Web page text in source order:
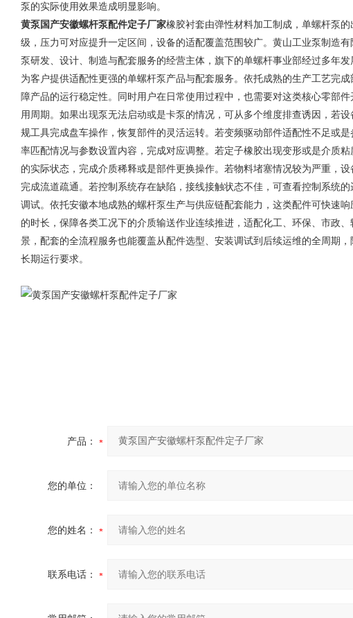
泵的实际使用效果造成明显影响。
黄泵国产安徽螺杆泵配件定子厂家橡胶衬套由弹性材料加工制成，单螺杆泵
级，压力可对应提升一定区间，设备的适配覆盖范围较广。黄山工业泵制造
泵研发、设计、制造与配套服务的经营主体，旗下的单螺杆事业部经过多年
为客户提供适配性更强的单螺杆泵产品与配套服务。依托成熟的生产工艺完
障产品的运行稳定性。同时用户在日常使用过程中，也需要对这类核心零部
用周期。如果出现泵无法启动或是卡泵的情况，可从多个维度排查诱因，若
规工具完成盘车操作，恢复部件的灵活运转。若变频驱动部件适配性不足或
率匹配情况与参数设置内容，完成对应调整。若定子橡胶出现变形或是介质
的实际状态，完成介质稀释或是部件更换操作。若物料堵塞情况较为严重，
完成流道疏通。若控制系统存在缺陷，接线接触状态不佳，可查看控制系统
调试。依托安徽本地成熟的螺杆泵生产与供应链配套能力，这类配件可快速
的时长，保障各类工况下的介质输送作业连续推进，适配化工、环保、市政
景，配套的全流程服务也能覆盖从配件选型、安装调试到后续运维的全周期
长期运行要求。
产品：
您的单位：
您的姓名：
联系电话：